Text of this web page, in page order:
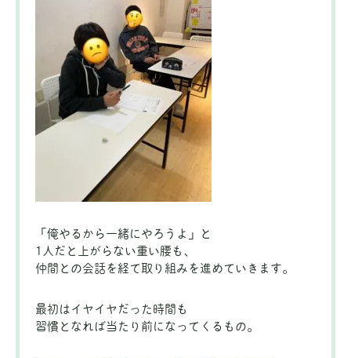
「俺やるから一緒にやろうよ」と
1人だと上がらない重い腰も、
仲間との会話を経て取り組みを進めていきます。
最初はイヤイヤだった時間も
習慣となれば当たり前になってくるもの。